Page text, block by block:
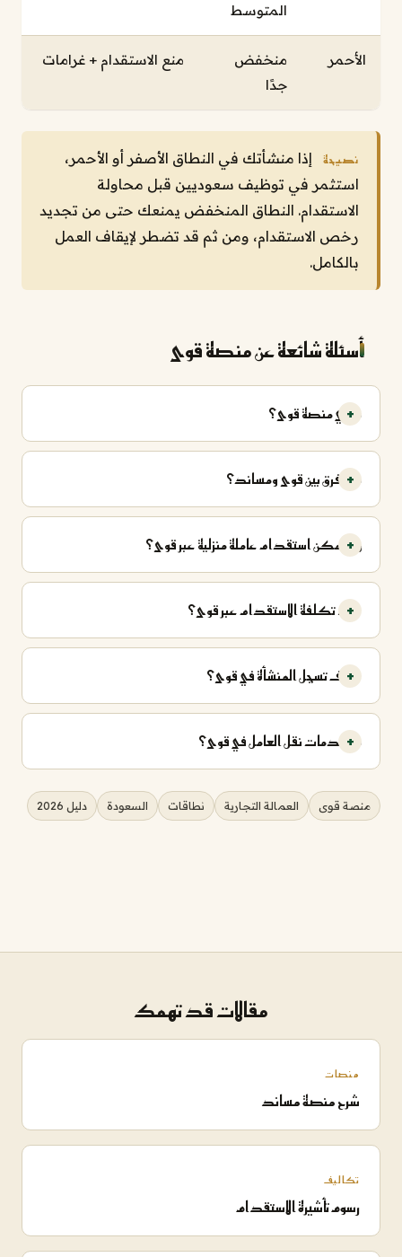
المتوسط
الأحمر
منخفض
جدًا
منع الاستقدام + غرامات
نصيحة
إذا منشأتك في النطاق الأصفر أو الأحمر،
استثمر في توظيف سعوديين قبل محاولة
الاستقدام. النطاق المنخفض يمنعك حتى من تجديد
رخص الاستقدام، ومن ثم قد تضطر لإيقاف العمل
بالكامل.
أسئلة شائعة عن منصة قوى
ما هي منصة قوى؟
ما الفرق بين قوى ومساند؟
هل يمكن استقدام عاملة منزلية عبر قوى؟
كم تكلفة الاستقدام عبر قوى؟
كيف تسجل المنشأة في قوى؟
ما خدمات نقل العامل في قوى؟
منصة قوى العمالة التجارية نطاقات السعودة دليل 2026
مقالات قد تهمك
منصات
شرح منصة مساند
تكاليف
رسوم تأشيرة الاستقدام